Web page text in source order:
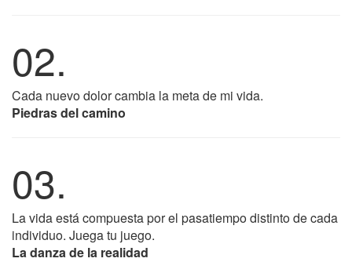
02.
Cada nuevo dolor cambia la meta de mi vida.
Piedras del camino
03.
La vida está compuesta por el pasatiempo distinto de cada
individuo. Juega tu juego.
La danza de la realidad